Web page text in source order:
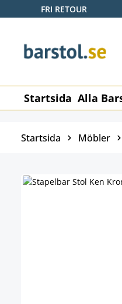
till huvudinnehåll
Hoppa till sökning
Hoppa till huvudnavigering
FRI RETOUR
Startsida Alla
Startsida Möbler